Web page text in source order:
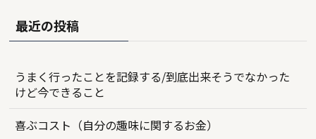
最近の投稿
うまく行ったことを記録する/到底出来そうでなかった
けど今できること
喜ぶコスト（自分の趣味に関するお金）